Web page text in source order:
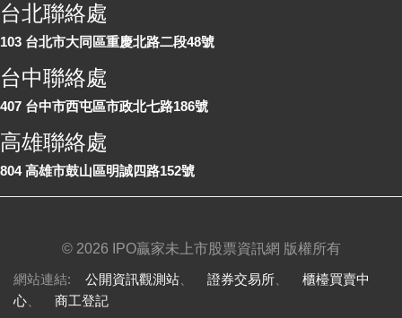
台北聯絡處
103 台北市大同區重慶北路二段48號
台中聯絡處
407 台中市西屯區市政北七路186號
高雄聯絡處
804 高雄市鼓山區明誠四路152號
© 2026 IPO贏家未上市股票資訊網 版權所有
網站連結: 公開資訊觀測站 證券交易所
櫃檯買賣中
心
商工登記